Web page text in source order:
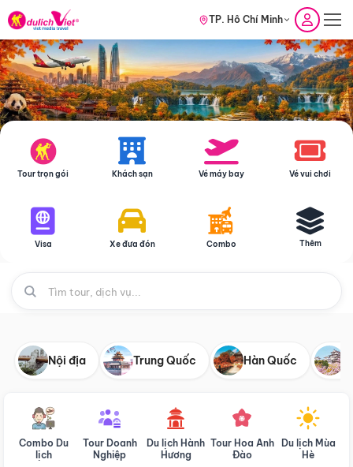
TP. Hồ Chí Minh
Tour trọn gói Khách sạn Vé máy bay Vé vui chơi
Visa Xe đưa đón Combo Thêm
Nội địa Trung Quốc Hàn Quốc
Combo Du
lịch
Tour Doanh
Nghiệp
Du lịch Hành
Hương
Tour Hoa Anh
Đào
Du lịch Mùa
Hè